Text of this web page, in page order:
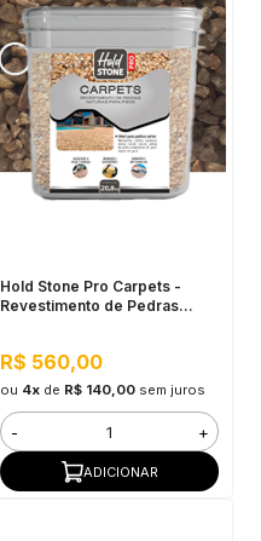
Hold Stone Pro Carpets -
Revestimento de Pedras
R$ 560,00
ou 4xde R$ 140,00 sem juros
- +
ADICIONAR